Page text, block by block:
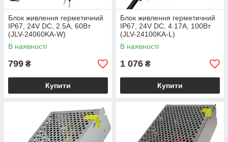
Блок живлення герметичний
IP67, 24V DC, 2.5A, 60Вт
(JLV-24060KA-W)
В наявності
799 ₴
Купити
Блок живлення герметичний
IP67, 24V DC, 4.17A, 100Вт
(JLV-24100KA-L)
В наявності
1 076 ₴
Купити